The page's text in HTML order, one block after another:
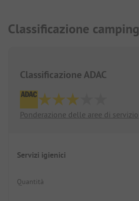
Classificazione camping
Classificazione ADAC
Ponderazione delle aree di servizio
Servizi igienici
Quantità